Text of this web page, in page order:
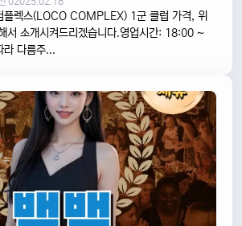
플렉스(LOCO COMPLEX) 1군 클럽 가격, 위
서 소개시켜드리겠습니다.영업시간: 18:00 ~
다름주...